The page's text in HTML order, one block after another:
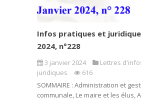
Infos pratiques et
2024, n°228
3 janvier 2024
Lettres
juridiques
616
SOMMAIRE : Administration et
communale, Le maire et les élus,